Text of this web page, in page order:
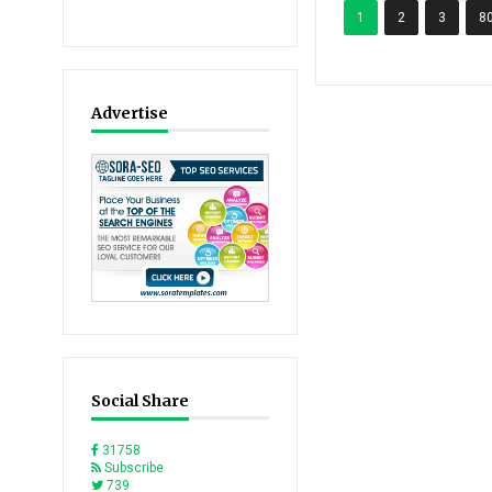
Advertise
Social Share
31758
Subscribe
739
1 2 3